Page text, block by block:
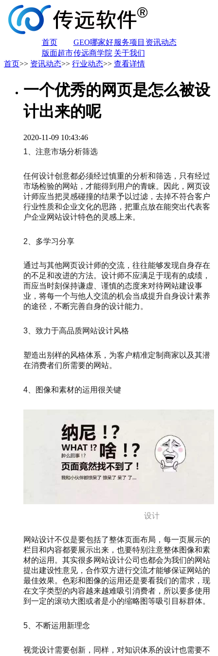
首页 GEO哪家好 服务项目 资讯动态
版面超市传远商学院 关于我们
首页>> 资讯动态>> 行业动态>> 查看详情
一个优秀的网页是怎么被设
计出来的呢
2020-11-09 10:43:46
1、注意市场分析筛选
任何设计创意都必须经过慎重的分析和筛选，只有经过
市场检验的网站，才能得到用户的青睐。因此，网页设
计师应当把灵感碰撞的结果予以过滤，去掉不符合客户
行业性质和企业文化的思路，把重点放在能突出代表客
户企业网站设计特色的灵感上来。
2、多学习分享
通过与其他网页设计师的交流，往往能够发现自身存在
的不足和改进的方法。设计师不应满足于现有的成绩，
而应当时刻保持谦虚、谨慎的态度来对待网站建设事
业，将每一个与他人交流的机会当成提升自身设计素养
的途径，不断完善自身的设计能力。
3、致力于高品质网站设计风格
塑造出别样的风格体系，为客户精准定制商家以及其潜
在消费者们所需要的网站。
4、图像和素材的运用很关键
设计
网站设计不仅是要包括了整体页面布局，每一页展示的
栏目和内容都要展示出来，也要特别注意整体图像和素
材的运用。其实很多网站设计公司也都会为我们的网站
提出建设性意见，合作双方进行交流才能够保证网站的
最佳效果。色彩和图像的运用还是要看我们的需求，现
在文字类型的内容越来越难吸引消费者，所以要多使用
到一定的滚动大图或者是小的缩略图等吸引目标群体。
5、不断运用新理念
视觉设计需要创新，同样，对知识体系的设计也需要不